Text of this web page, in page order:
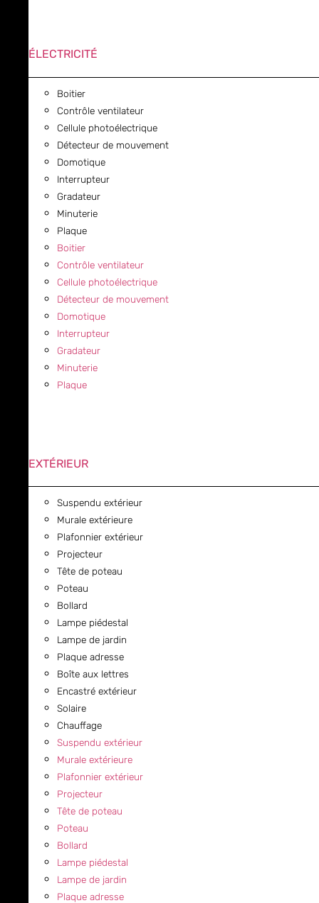
ÉLECTRICITÉ
Boitier
Contrôle ventilateur
Cellule photoélectrique
Détecteur de mouvement
Domotique
Interrupteur
Gradateur
Minuterie
Plaque
Boitier
Contrôle ventilateur
Cellule photoélectrique
Détecteur de mouvement
Domotique
Interrupteur
Gradateur
Minuterie
Plaque
EXTÉRIEUR
Suspendu extérieur
Murale extérieure
Plafonnier extérieur
Projecteur
Tête de poteau
Poteau
Bollard
Lampe piédestal
Lampe de jardin
Plaque adresse
Boîte aux lettres
Encastré extérieur
Solaire
Chauffage
Suspendu extérieur
Murale extérieure
Plafonnier extérieur
Projecteur
Tête de poteau
Poteau
Bollard
Lampe piédestal
Lampe de jardin
Plaque adresse